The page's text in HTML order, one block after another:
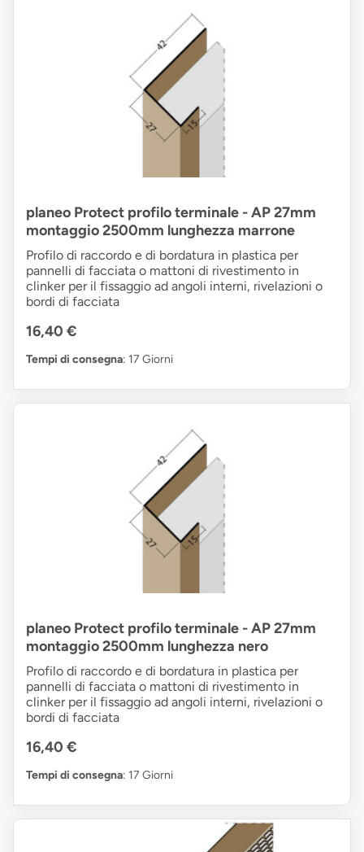
planeo Protect profilo terminale - AP 27mm
montaggio 2500mm lunghezza marrone
Profilo di raccordo e di bordatura in plastica per
pannelli di facciata o mattoni di rivestimento in
clinker per il fissaggio ad angoli interni, rivelazioni o
bordi di facciata
16,40 €
Tempi di consegna: 17 Giorni
planeo Protect profilo terminale - AP 27mm
montaggio 2500mm lunghezza nero
Profilo di raccordo e di bordatura in plastica per
pannelli di facciata o mattoni di rivestimento in
clinker per il fissaggio ad angoli interni, rivelazioni o
bordi di facciata
16,40 €
Tempi di consegna: 17 Giorni